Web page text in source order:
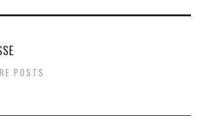
POSTS